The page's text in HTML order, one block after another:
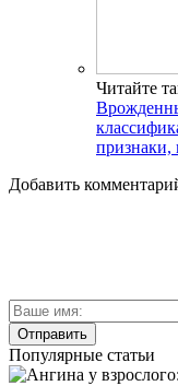
Читайте
признаки,
Добавить
Популярные статьи